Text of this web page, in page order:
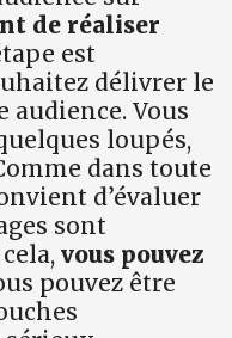
de réaliser
est
délivrer le
audience. Vous
loupés,
dans toute
d’évaluer
sont
vous pouvez
pouvez être